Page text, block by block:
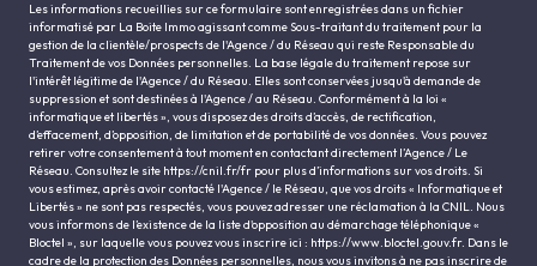
Les informations recueillies sur ce formulaire sont enregistrées dans un fichier
informatisé par La Boite Immo agissant comme Sous-traitant du traitement pour la
gestion de la clientèle/prospects de l'Agence / du Réseau qui reste Responsable du
Traitement de vos Données personnelles. La base légale du traitement repose sur
l'intérêt légitime de l'Agence / du Réseau. Elles sont conservées jusqu'à demande de
suppression et sont destinées à l'Agence / au Réseau. Conformément à la loi «
informatique et libertés », vous disposez des droits d’accès, de rectification,
d’effacement, d’opposition, de limitation et de portabilité de vos données. Vous pouvez
retirer votre consentement à tout moment en contactant directement l’Agence / Le
Réseau. Consultez le site https://cnil.fr/fr pour plus d’informations sur vos droits. Si
vous estimez, après avoir contacté l'Agence / le Réseau, que vos droits « Informatique et
Libertés » ne sont pas respectés, vous pouvez adresser une réclamation à la CNIL. Nous
vous informons de l’existence de la liste d'opposition au démarchage téléphonique «
Bloctel », sur laquelle vous pouvez vous inscrire ici : https://www.bloctel.gouv.fr. Dans le
cadre de la protection des Données personnelles, nous vous invitons à ne pas inscrire de